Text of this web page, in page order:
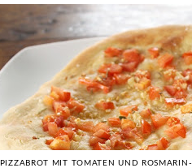
PIZZABROT MIT TOMATEN UND ROSMARIN-